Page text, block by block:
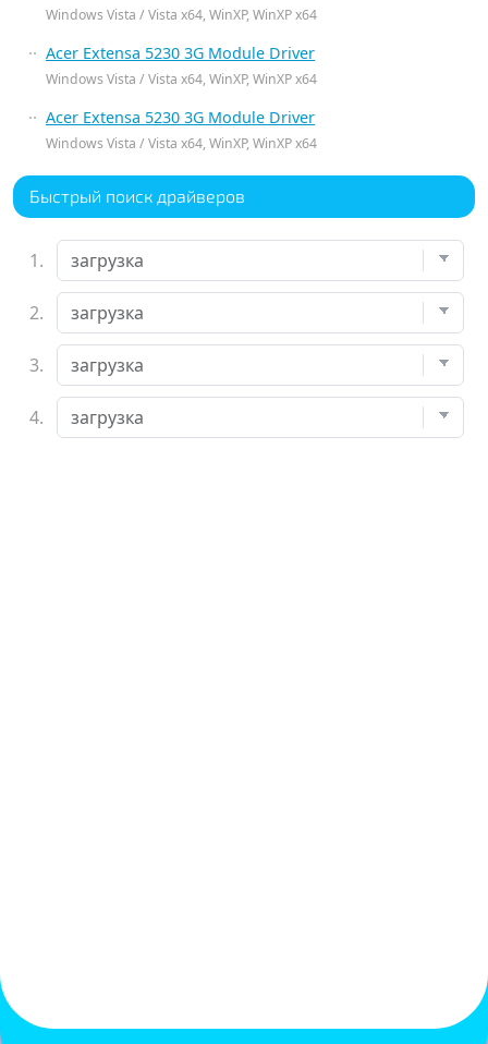
Windows Vista / Vista x64, WinXP, WinXP x64
Acer Extensa 5230 3G Module Driver
Windows Vista / Vista x64, WinXP, WinXP x64
Acer Extensa 5230 3G Module Driver
Windows Vista / Vista x64, WinXP, WinXP x64
Быстрый поиск драйверов
1.
2.
3.
4.